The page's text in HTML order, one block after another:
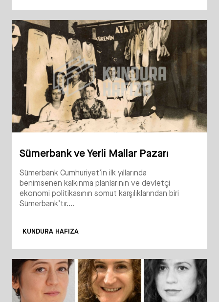
Sümerbank ve Yerli Mallar Pazarı
Sümerbank Cumhuriyet’in ilk yıllarında
benimsenen kalkınma planlarının ve devletçi
ekonomi politikasının somut karşılıklarından biri
Sümerbank’tır....
KUNDURA HAFIZA